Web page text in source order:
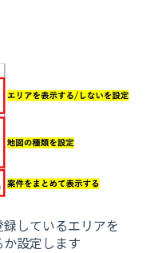
録しているエリアを
設定します